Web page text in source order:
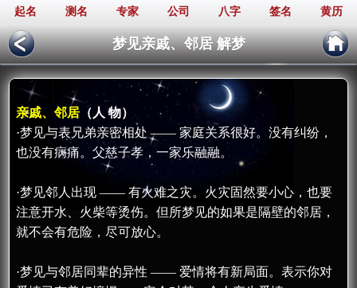
起名 测名 专家 公司 八字 签名 黄历
梦见亲戚、邻居 解梦
亲戚、邻居 （人 物）
·梦见与表兄弟亲密相处 —— 家庭关系很好。没有纠纷，
也没有病痛。父慈子孝，一家乐融融。
·梦见邻人出现 —— 有火难之灾。火灾固然要小心，也要
注意开水、火柴等烫伤。但所梦见的如果是隔壁的邻居，
就不会有危险，尽可放心。
·梦见与邻居同辈的异性 —— 爱情将有新局面。表示你对